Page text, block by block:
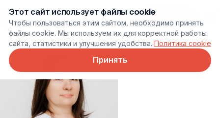
Онлайн запись
Этот сайт использует файлы cookie
Чтобы пользоваться этим сайтом, необходимо принять
файлы cookie. Мы используем их для корректной работы
сайта, статистики и улучшения удобства. Политика cookie
Принять